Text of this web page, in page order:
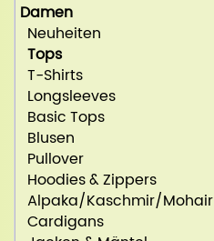
Damen
Neuheiten
Tops
T-Shirts
Longsleeves
Basic Tops
Blusen
Pullover
Hoodies & Zippers
Alpaka/Kaschmir/Mohair
Cardigans